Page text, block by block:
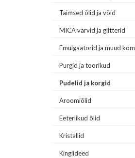
Taimsed õlid ja võid
MICA värvid ja glitterid
Emulgaatorid ja muud
Purgid ja toorikud
Pudelid ja korgid
Aroomiõlid
Eeterlikud õlid
Kristallid
Kingiideed